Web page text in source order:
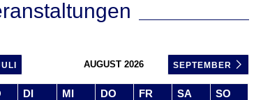
AUGUST 2026 SEPTEMBER
DI MI DO FR SA SO